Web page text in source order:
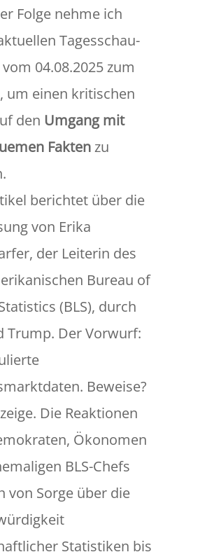
Folge nehme ich
Tagesschau-
04.08.2025 zum
um einen kritischen
den Umgang mit
Faktenzu
berichtet über die
von Erika
der Leiterin des
Bureau of
(BLS), durch
Trump. Der Vorwurf:
Beweise?
Die Reaktionen
Ökonomen
BLS-Chefs
von Sorge über die
Statistiken bis